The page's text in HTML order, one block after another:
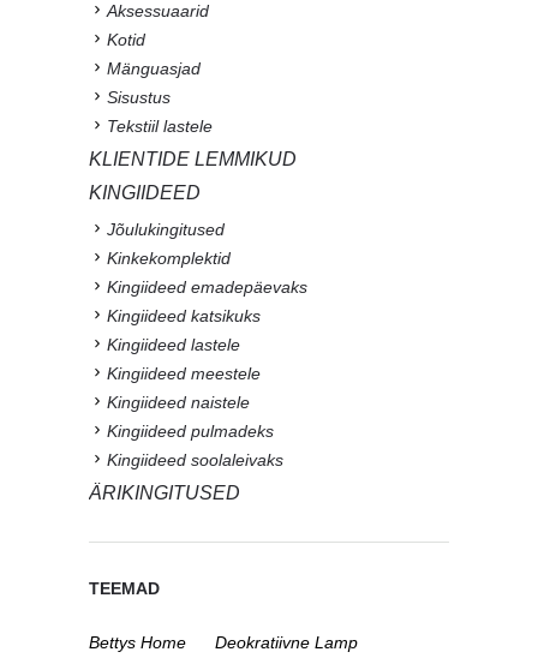
Aksessuaarid
Kotid
Mänguasjad
Sisustus
Tekstiil lastele
KLIENTIDE LEMMIKUD
KINGIIDEED
Jõulukingitused
Kinkekomplektid
Kingiideed emadepäevaks
Kingiideed katsikuks
Kingiideed lastele
Kingiideed meestele
Kingiideed naistele
Kingiideed pulmadeks
Kingiideed soolaleivaks
ÄRIKINGITUSED
TEEMAD
Bettys Home
Deokratiivne Lamp